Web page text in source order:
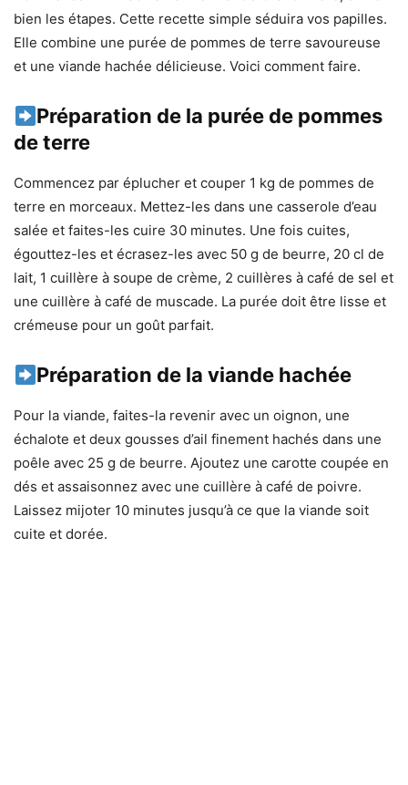
bien les étapes. Cette recette simple séduira vos papilles.
Elle combine une purée de pommes de terre savoureuse
et une viande hachée délicieuse. Voici comment faire.
Préparation de la purée de pommes
de terre
Commencez par éplucher et couper 1 kg de pommes de
terre en morceaux. Mettez-les dans une casserole d’eau
salée et faites-les cuire 30 minutes. Une fois cuites,
égouttez-les et écrasez-les avec 50 g de beurre, 20 cl de
lait, 1 cuillère à soupe de crème, 2 cuillères à café de sel et
une cuillère à café de muscade. La purée doit être lisse et
crémeuse pour un goût parfait.
Préparation de la viande hachée
Pour la viande, faites-la revenir avec un oignon, une
échalote et deux gousses d’ail finement hachés dans une
poêle avec 25 g de beurre. Ajoutez une carotte coupée en
dés et assaisonnez avec une cuillère à café de poivre.
Laissez mijoter 10 minutes jusqu’à ce que la viande soit
cuite et dorée.